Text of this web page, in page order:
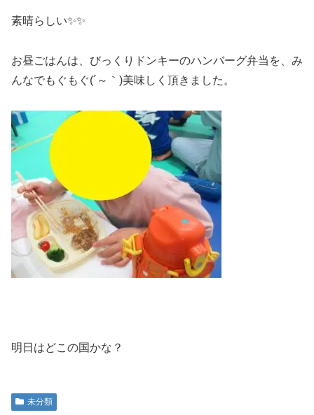
素晴らしい✨✨
お昼ごはんは、びっくりドンキーのハンバーグ弁当を、み
んなでもぐもぐ(´～｀)美味しく頂きました。
明日はどこの国かな？
未分類